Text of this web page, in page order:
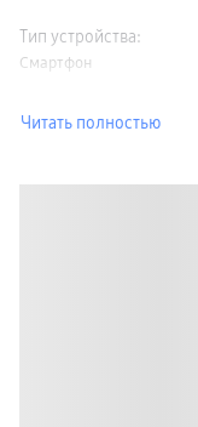
Тип устройства:
Смартфон
Читать полностью